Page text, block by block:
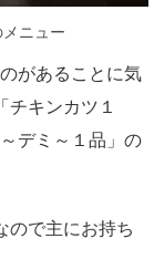
ニュー
があることに気
チキンカツ１
デミ～１品」の
ので主にお持ち